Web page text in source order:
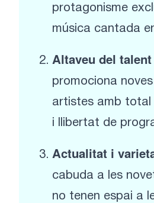
protagonisme
música cantada
Altaveu del
promociona
artistes amb total
i llibertat de
Actualitat i
cabuda a les
no tenen espai a